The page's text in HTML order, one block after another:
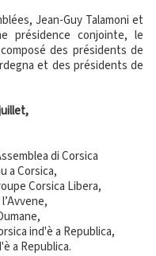
présidence conjointe, le
des présidents de
et des présidents de
di Corsica
a Corsica,
Corsica Libera,
ind'è a Republica,
a Republica.